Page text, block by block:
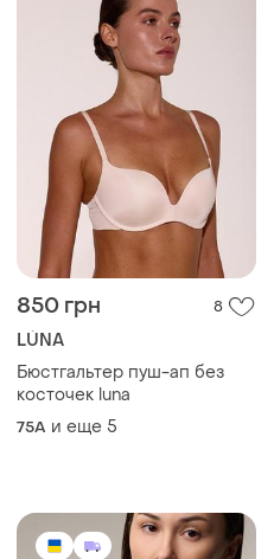
850 грн 8
LÚNA
Бюстгальтер пуш-ап без
косточек luna
75A и еще 5